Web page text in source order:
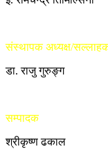
संस्थापक अध्यक्ष/
डा. राजु गुरुङ्ग
सम्पादक
श्रीकृष्ण ढकाल